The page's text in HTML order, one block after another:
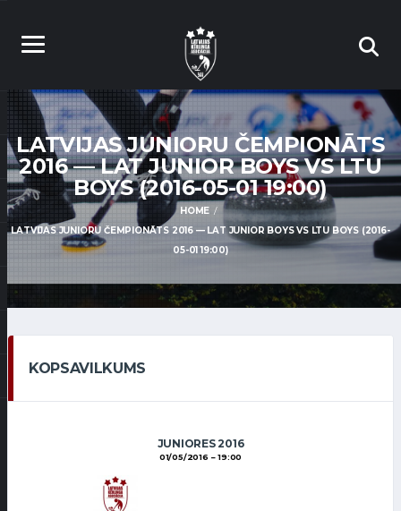
LATVIJAS JUNIORU ČEMPIONĀTS
2016 — LAT JUNIOR BOYS VS LTU
BOYS (2016-05-01 19:00)
HOME
LATVIJAS JUNIORU ČEMPIONĀTS 2016 — LAT JUNIOR BOYS VS LTU BOYS (2016-
05-01 19:00)
KOPSAVILKUMS
JUNIORES 2016
01/05/2016 19:00